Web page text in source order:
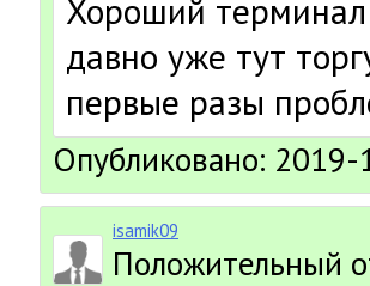
Хороший терминал
давно уже тут
первые разы
Опубликовано:
isamik09
Положительный